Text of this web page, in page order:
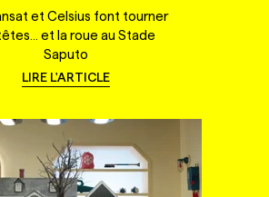
et Celsius font tourner
et la roue au Stade
Saputo
LIRE L'ARTICLE